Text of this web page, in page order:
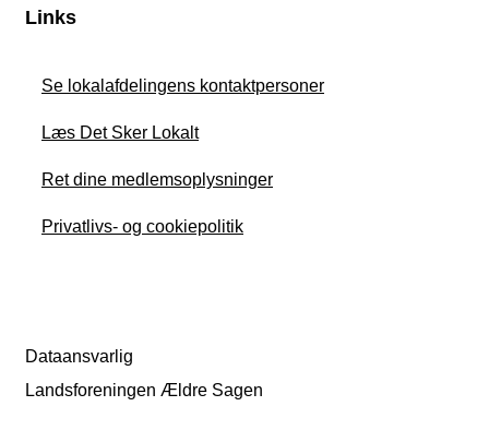
Links
Se lokalafdelingens kontaktpersoner
Læs Det Sker Lokalt
Ret dine medlemsoplysninger
Privatlivs- og cookiepolitik
Dataansvarlig
Landsforeningen Ældre Sagen